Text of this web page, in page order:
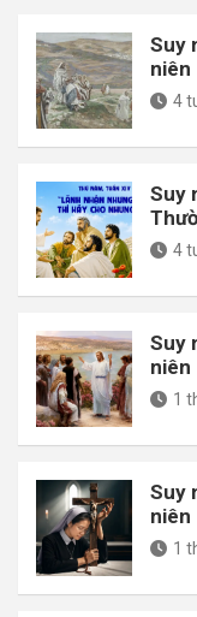
Suy
niên
4
Suy
4
Suy
niên
1
Suy
niên
1